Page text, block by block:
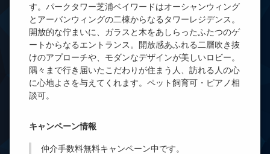
す。パークタワー芝浦ベイワードはオーシャンウィング
とアーバンウィングの二棟からなるタワーレジデンス。
開放的な佇まいに、ガラスと木をあしらったふたつのゲ
ートからなるエントランス。開放感あふれる二層吹き抜
けのアプローチや、モダンなデザインが美しいロビー。
隅々まで行き届いたこだわりが住まう人、訪れる人の心
に心地よさを与えてくれます。ペット飼育可・ピアノ相
談可。
キャンペーン情報
仲介手数料無料キャンペーン中です。